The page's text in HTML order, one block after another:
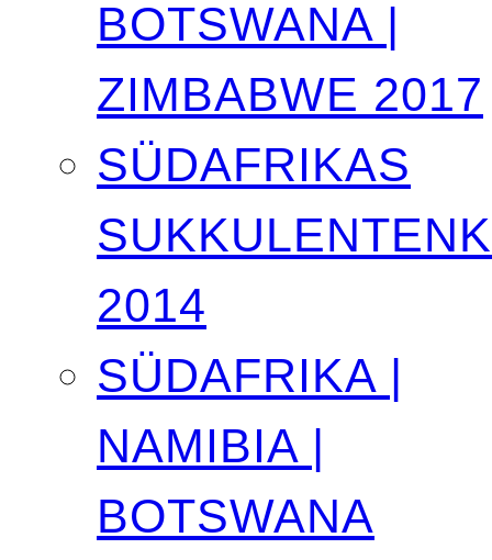
BOTSWANA |
ZIMBABWE 2017
SÜDAFRIKAS
2014
SÜDAFRIKA |
NAMIBIA |
BOTSWANA